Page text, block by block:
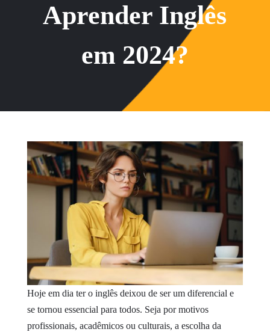
Aprender Inglês
em 2024?
Hoje em dia ter o inglês deixou de ser um diferencial e
se tornou essencial para todos. Seja por motivos
profissionais, acadêmicos ou culturais, a escolha da